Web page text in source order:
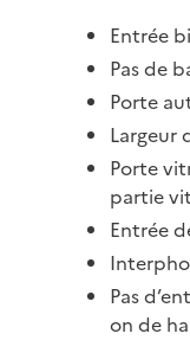
Entrée
Pas de
Porte
Largeur
Porte
partie
Entrée
Pas
on de